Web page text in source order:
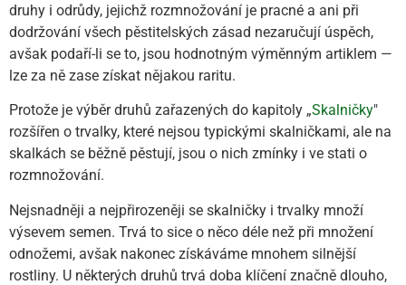
druhy i odrůdy, jejichž rozmnožování je pracné a ani při
dodržování všech pěstitelských zásad nezaručují úspěch,
avšak podaří-li se to, jsou hodnotným výměnným artiklem —
lze za ně zase získat nějakou raritu.
Protože je výběr druhů zařazených do kapitoly „Skalničky"
rozšířen o trvalky, které nejsou typickými skalničkami, ale na
skalkách se běžně pěstují, jsou o nich zmínky i ve stati o
rozmnožování.
Nejsnadněji a nejpřirozeněji se skalničky i trvalky množí
výsevem semen. Trvá to sice o něco déle než při množení
odnožemi, avšak nakonec získáváme mnohem silnější
rostliny. U některých druhů trvá doba klíčení značně dlouho,